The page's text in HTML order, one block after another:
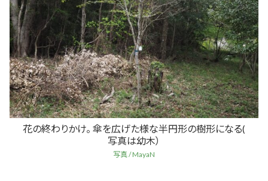
花の終わりかけ。 傘を広げた様な半円形の樹形になる(
写真は幼木）
写真 / MayaN